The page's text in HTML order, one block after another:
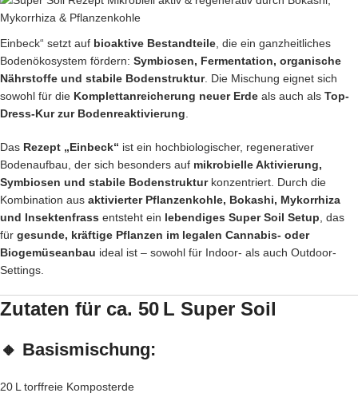
Einbeck“ setzt auf bioaktive Bestandteile, die ein ganzheitliches
Bodenökosystem fördern: Symbiosen, Fermentation, organische
Nährstoffe und stabile Bodenstruktur. Die Mischung eignet sich
sowohl für die Komplettanreicherung neuer Erde als auch als Top-
Dress-Kur zur Bodenreaktivierung.
Das Rezept „Einbeck“ ist ein hochbiologischer, regenerativer
Bodenaufbau, der sich besonders auf mikrobielle Aktivierung,
Symbiosen und stabile Bodenstrukturkonzentriert. Durch die
Kombination aus aktivierter Pflanzenkohle, Bokashi, Mykorrhiza
und Insektenfrass entsteht ein lebendiges Super Soil Setup, das
für gesunde, kräftige Pflanzen im legalen Cannabis- oder
Biogemüseanbau ideal ist – sowohl für Indoor- als auch Outdoor-
Settings.
Zutaten für ca. 50 L Super Soil
🔸 Basismischung:
20 L torffreie Komposterde